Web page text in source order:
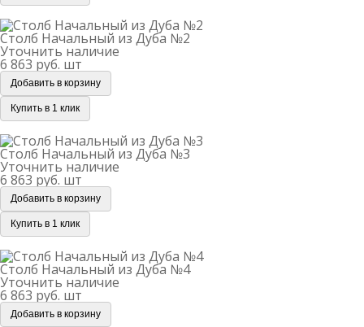
Столб Начальный из Дуба №2
Уточнить наличие
6 863 руб. шт
Добавить в корзину
Купить в 1 клик
Столб Начальный из Дуба №3
Уточнить наличие
6 863 руб. шт
Добавить в корзину
Купить в 1 клик
Столб Начальный из Дуба №4
Уточнить наличие
6 863 руб. шт
Добавить в корзину